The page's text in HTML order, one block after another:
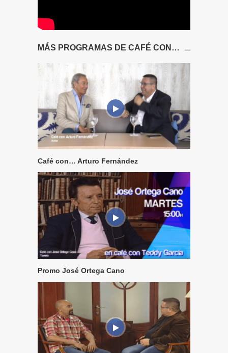
MÁS PROGRAMAS DE CAFÉ CON…
Café con… Arturo Fernández
Promo José Ortega Cano